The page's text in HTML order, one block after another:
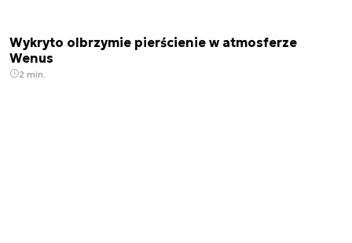
Wykryto olbrzymie pierścienie w atmosferze
Wenus
2 min.